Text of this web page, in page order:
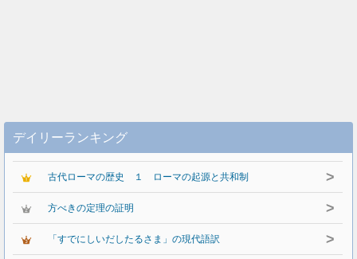
デイリーランキング
古代ローマの歴史 １ ローマの起源と共和制 >
方べきの定理の証明 >
「すでにしいだしたるさま」の現代語訳 >